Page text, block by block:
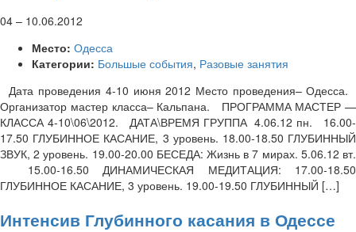
04 – 10.06.2012
Место: Одесса
Категории: Большые события, Разовые занятия
Дата проведения 4-10 июня 2012 Место проведения– Одесса.
Организатор мастер класса– Кальпана. ПРОГРАММА МАСТЕР —
КЛАССА 4-10\06\2012. ДАТА\ВРЕМЯ ГРУППА 4.06.12 пн. 16.00-
17.50 ГЛУБИННОЕ КАСАНИЕ, 3 уровень. 18.00-18.50 ГЛУБИННЫЙ
ЗВУК, 2 уровень. 19.00-20.00 БЕСЕДА: Жизнь в 7 мирах. 5.06.12 вт.
15.00-16.50 ДИНАМИЧЕСКАЯ МЕДИТАЦИЯ: 17.00-18.50
ГЛУБИННОЕ КАСАНИЕ, 3 уровень. 19.00-19.50 ГЛУБИННЫЙ […]
Интенсив Глубинного касания в Одессе